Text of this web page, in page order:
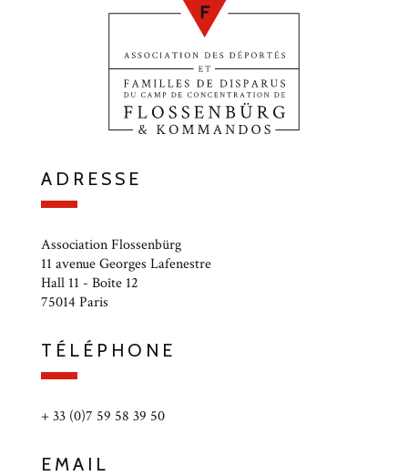
ADRESSE
Association Flossenbürg
11 avenue Georges Lafenestre
Hall 11 - Boîte 12
75014 Paris
TÉLÉPHONE
+ 33 (0)7 59 58 39 50
EMAIL